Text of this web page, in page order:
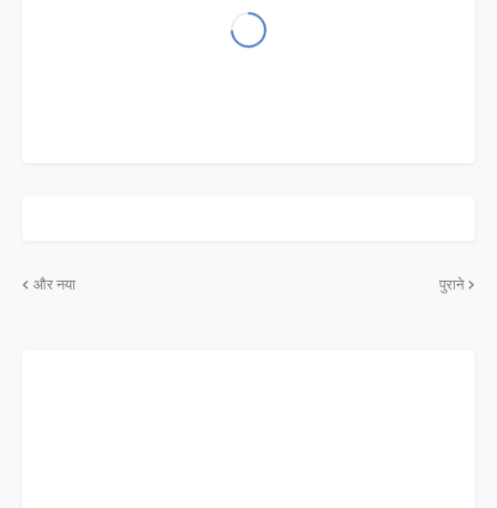
और नया पुराने